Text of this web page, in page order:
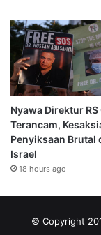
Nyawa Direktur RS
Terancam,
Penyiksaan Brutal
Israel
18 hours ago
© Copyright